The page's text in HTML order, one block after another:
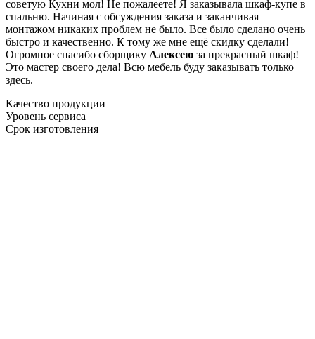
советую Кухни мол! Не пожалеете! Я заказывала шкаф-купе в
спальню. Начиная с обсуждения заказа и заканчивая
монтажом никаких проблем не было. Все было сделано очень
быстро и качественно. К тому же мне ещё скидку сделали!
Огромное спасибо сборщику Алексею за прекрасный шкаф!
Это мастер своего дела! Всю мебель буду заказывать только
здесь.
Качество продукции
Уровень сервиса
Срок изготовления